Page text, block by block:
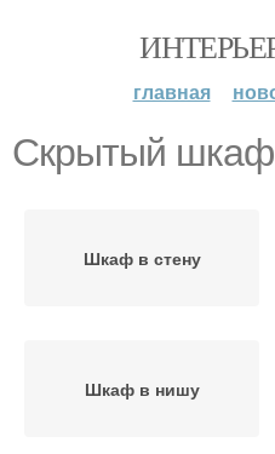
главная
Скрытый шкаф
Шкаф в стену
Шкаф в нишу